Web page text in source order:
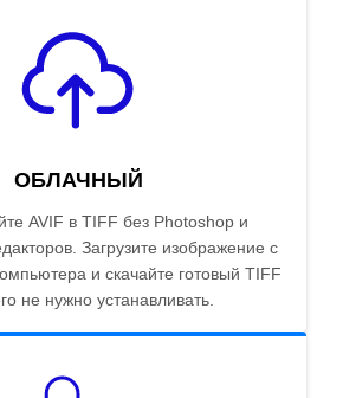
ОБЛАЧНЫЙ
AVIF в TIFF без Photoshop и
Загрузите изображение с
и скачайте готовый TIFF
не нужно устанавливать.